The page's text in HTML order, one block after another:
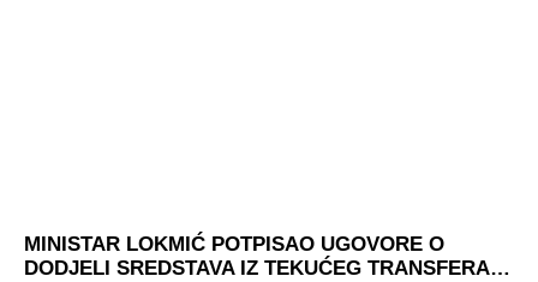
MINISTAR LOKMIĆ POTPISAO UGOVORE O
DODJELI SREDSTAVA IZ TEKUĆEG TRANSFERA…